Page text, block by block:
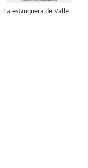
La estanquera de Vallecas